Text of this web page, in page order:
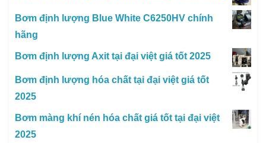
Bơm định lượng Blue White C6250HV chính
hãng
Bơm định lượng Axit tại đại việt giá tốt 2025
Bơm định lượng hóa chất tại đại việt giá tốt
2025
Bơm màng khí nén hóa chất giá tốt tại đại việt
2025